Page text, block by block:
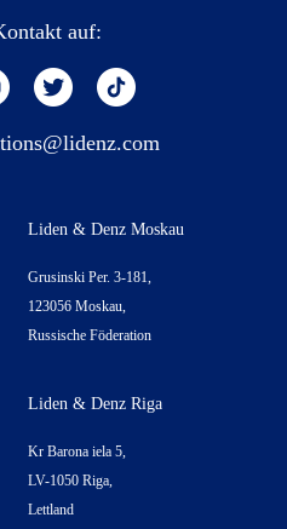
auf:
Liden & Denz Moskau
Grusinski Per. 3-181,
123056 Moskau,
Russische Föderation
Liden & Denz Riga
Kr Barona iela 5,
LV-1050 Riga,
Lettland